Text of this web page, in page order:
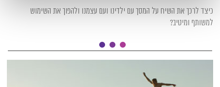
כיצד לרכך את השיח על המסך עם ילדינו ועם עצמנו ולהפוך את השימוש
למשותף ומיטיב?